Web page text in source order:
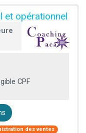
et opérationnel
CPF
des ventes